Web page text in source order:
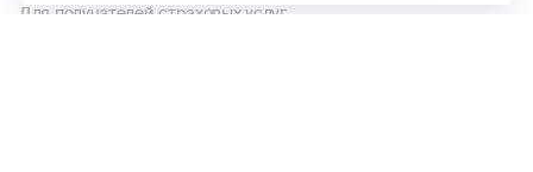
Для получателей страховых услуг